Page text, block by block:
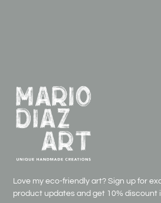
Love my eco-friendly art? Sign up for
product updates and get 10% discount